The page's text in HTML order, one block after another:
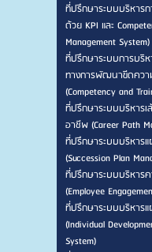
ที่ปรึกษาระบบบริหาร
ด้วย KPI และ
Management System)
ที่ปรึกษาระบบการบริ
ทางการพัฒนาขีดคว
(Competency and
ที่ปรึกษาระบบบริหาร
อาชีพ (Career Path
ที่ปรึกษาระบบบริหาร
(Succession Plan
ที่ปรึกษาระบบบริหา
(Employee
ที่ปรึกษาระบบบริหา
(Individual
System)